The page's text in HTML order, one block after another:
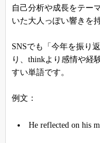
自己分析や成長をテー
いた大人っぽい響きを
SNSでも「今年を振り
り、thinkより感情や経
すい単語です。
例文：
He reflected on his